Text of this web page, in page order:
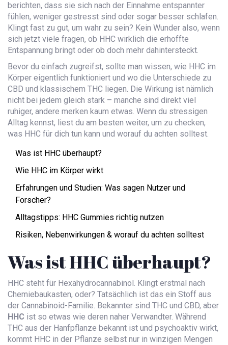
berichten, dass sie sich nach der Einnahme entspannter
fühlen, weniger gestresst sind oder sogar besser schlafen.
Klingt fast zu gut, um wahr zu sein? Kein Wunder also, wenn
sich jetzt viele fragen, ob HHC wirklich die erhoffte
Entspannung bringt oder ob doch mehr dahintersteckt.
Bevor du einfach zugreifst, sollte man wissen, wie HHC im
Körper eigentlich funktioniert und wo die Unterschiede zu
CBD und klassischem THC liegen. Die Wirkung ist nämlich
nicht bei jedem gleich stark – manche sind direkt viel
ruhiger, andere merken kaum etwas. Wenn du stressigen
Alltag kennst, liest du am besten weiter, um zu checken,
was HHC für dich tun kann und worauf du achten solltest.
Was ist HHC überhaupt?
Wie HHC im Körper wirkt
Erfahrungen und Studien: Was sagen Nutzer und
Forscher?
Alltagstipps: HHC Gummies richtig nutzen
Risiken, Nebenwirkungen & worauf du achten solltest
Was ist HHC überhaupt?
HHC steht für Hexahydrocannabinol. Klingt erstmal nach
Chemiebaukasten, oder? Tatsächlich ist das ein Stoff aus
der Cannabinoid-Familie. Bekannter sind THC und CBD, aber
HHC ist so etwas wie deren naher Verwandter. Während
THC aus der Hanfpflanze bekannt ist und psychoaktiv wirkt,
kommt HHC in der Pflanze selbst nur in winzigen Mengen